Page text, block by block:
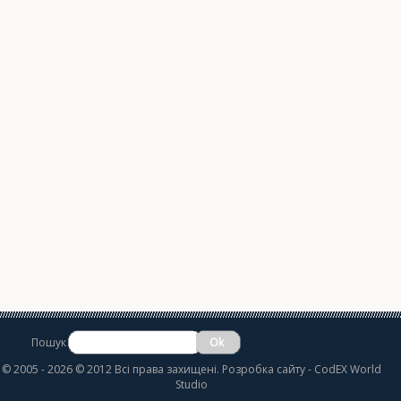
Пошук
©2005 - 2026 © 2012 Всі права захищені. Розробка сайту- CodEX World
Studio